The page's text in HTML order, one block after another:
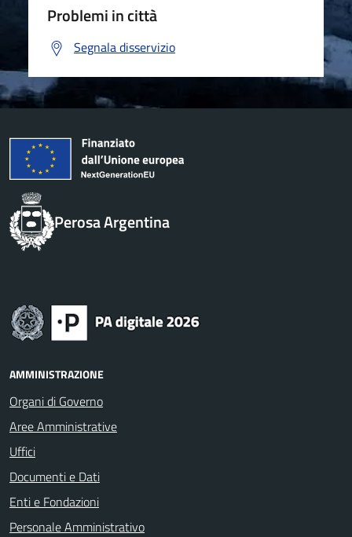
Problemi in città
Segnala disservizio
Perosa Argentina
AMMINISTRAZIONE
Organi di Governo
Aree Amministrative
Uffici
Documenti e Dati
Enti e Fondazioni
Personale Amministrativo